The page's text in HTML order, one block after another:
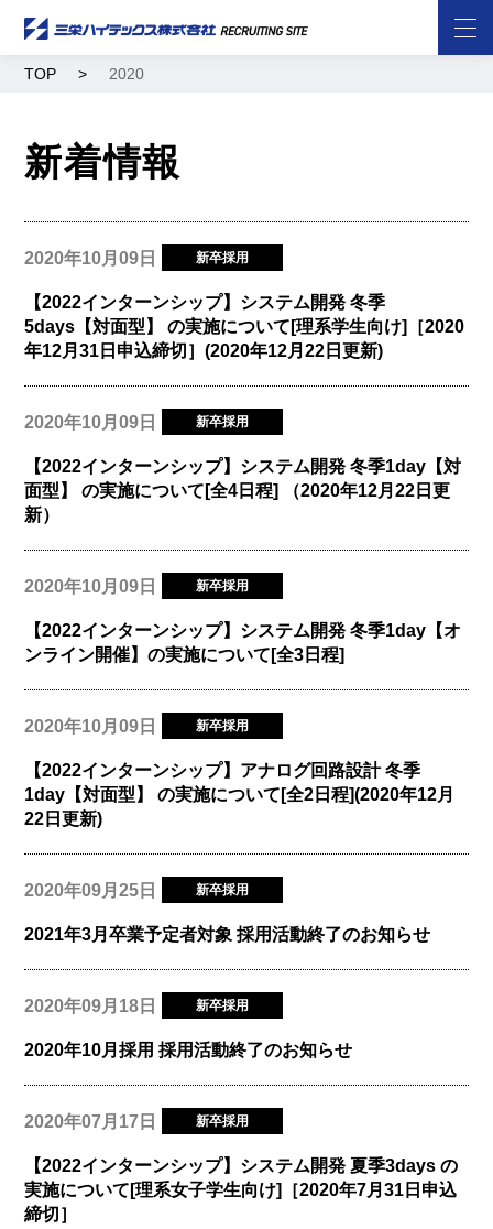
TOP 2020
新着情報
2020年10月09日 新卒採用
【2022インターンシップ】システム開発 冬季
5days【対面型】 の実施について[理系学生向け]［2020
年12月31日申込締切］(2020年12月22日更新)
2020年10月09日 新卒採用
【2022インターンシップ】システム開発 冬季1day【対
面型】 の実施について[全4日程] （2020年12月22日更
新）
2020年10月09日 新卒採用
【2022インターンシップ】システム開発 冬季1day【オ
ンライン開催】の実施について[全3日程]
2020年10月09日 新卒採用
【2022インターンシップ】アナログ回路設計 冬季
1day【対面型】 の実施について[全2日程](2020年12月
22日更新)
2020年09月25日 新卒採用
2021年3月卒業予定者対象 採用活動終了のお知らせ
2020年09月18日 新卒採用
2020年10月採用 採用活動終了のお知らせ
2020年07月17日 新卒採用
【2022インターンシップ】システム開発 夏季3days の
実施について[理系女子学生向け]［2020年7月31日申込
締切］